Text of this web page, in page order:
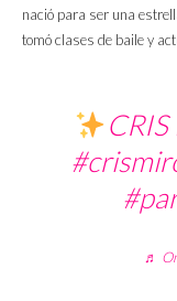
nació para ser una
tomó clases de baile y
♬